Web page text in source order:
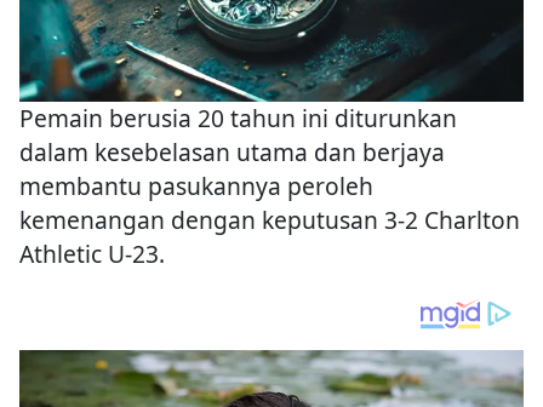
Pemain berusia 20 tahun ini diturunkan
dalam kesebelasan utama dan berjaya
membantu pasukannya peroleh
kemenangan dengan keputusan 3-2 Charlton
Athletic U-23.